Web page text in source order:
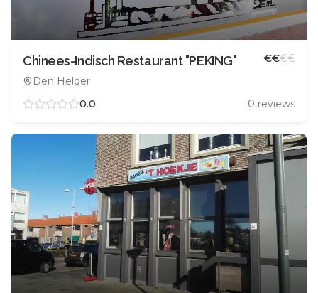
Chinees-Indisch Restaurant "PEKING"
Den Helder
€€€€
0.0 0 reviews